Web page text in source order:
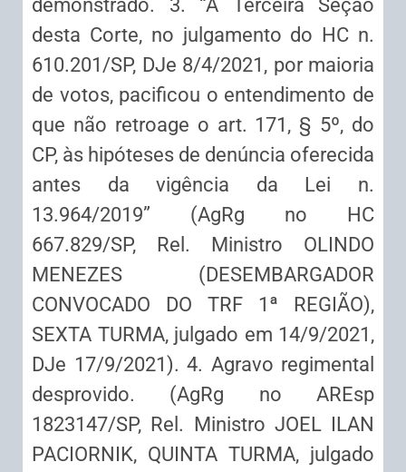
demonstrado. 3. “A Terceira Seção
desta Corte, no julgamento do HC n.
610.201/SP, DJe 8/4/2021, por maioria
de votos, pacificou o entendimento de
que não retroage o art. 171, § 5º, do
CP, às hipóteses de denúncia oferecida
antes da vigência da Lei n.
13.964/2019” (AgRg no HC
667.829/SP, Rel. Ministro OLINDO
MENEZES (DESEMBARGADOR
CONVOCADO DO TRF 1ª REGIÃO),
SEXTA TURMA, julgado em 14/9/2021,
DJe 17/9/2021). 4. Agravo regimental
desprovido. (AgRg no AREsp
1823147/SP, Rel. Ministro JOEL ILAN
PACIORNIK, QUINTA TURMA, julgado